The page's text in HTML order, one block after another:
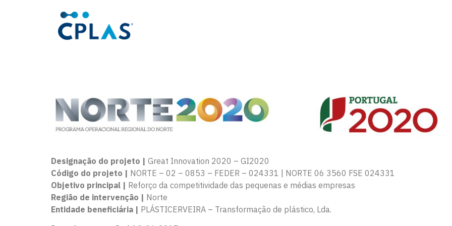
Designação do projeto | Great Innovation 2020 – GI2020
Código do projeto | NORTE – 02 – 0853 – FEDER – 024331 | NORTE 06 3560 FSE 024331
Objetivo principal | Reforço da competitividade das pequenas e médias empresas
Região de intervenção | Norte
Entidade beneficiária | PLÁSTICERVEIRA – Transformação de plástico, Lda.